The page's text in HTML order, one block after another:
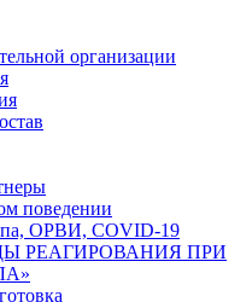
организации
поведении
ОРВИ, COVID-19
РЕАГИРОВАНИЯ ПРИ